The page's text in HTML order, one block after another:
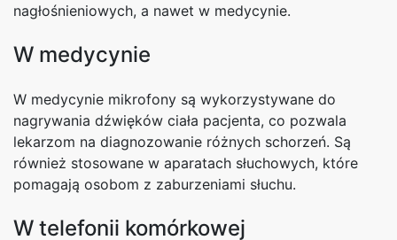
nagłośnieniowych, a nawet w medycynie.
W medycynie
W medycynie mikrofony są wykorzystywane do
nagrywania dźwięków ciała pacjenta, co pozwala
lekarzom na diagnozowanie różnych schorzeń. Są
również stosowane w aparatach słuchowych, które
pomagają osobom z zaburzeniami słuchu.
W telefonii komórkowej